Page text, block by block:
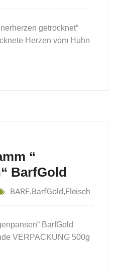
getrocknet“
Herzen vom Huhn
“
BarfGold
BARF,BarfGold,Fleisch
BarfGold
VERPACKUNG 500g